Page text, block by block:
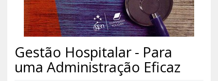
Gestão Hospitalar - Para
uma Administração Eficaz